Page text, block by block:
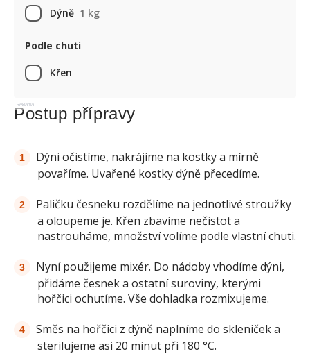
Dýně 1 kg
Podle chuti
Křen
Reklama
Postup přípravy
Dýni očistíme, nakrájíme na kostky a mírně
povaříme. Uvařené kostky dýně přecedíme.
Paličku česneku rozdělíme na jednotlivé stroužky
a oloupeme je. Křen zbavíme nečistot a
nastrouháme, množství volíme podle vlastní chuti.
Nyní použijeme mixér. Do nádoby vhodíme dýni,
přidáme česnek a ostatní suroviny, kterými
hořčici ochutíme. Vše dohladka rozmixujeme.
Směs na hořčici z dýně naplníme do skleniček a
sterilujeme asi 20 minut při 180 °C.